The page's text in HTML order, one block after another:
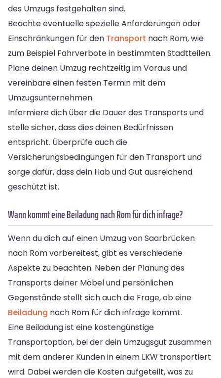
des Umzugs festgehalten sind.
Beachte eventuelle spezielle Anforderungen oder
Einschränkungen für den Transport nach Rom, wie
zum Beispiel Fahrverbote in bestimmten Stadtteilen.
Plane deinen Umzug rechtzeitig im Voraus und
vereinbare einen festen Termin mit dem
Umzugsunternehmen.
Informiere dich über die Dauer des Transports und
stelle sicher, dass dies deinen Bedürfnissen
entspricht. Überprüfe auch die
Versicherungsbedingungen für den Transport und
sorge dafür, dass dein Hab und Gut ausreichend
geschützt ist.
Wann kommt eine Beiladung nach Rom für dich infrage?
Wenn du dich auf einen Umzug von Saarbrücken
nach Rom vorbereitest, gibt es verschiedene
Aspekte zu beachten. Neben der Planung des
Transports deiner Möbel und persönlichen
Gegenstände stellt sich auch die Frage, ob eine
Beiladung nach Rom für dich infrage kommt.
Eine Beiladung ist eine kostengünstige
Transportoption, bei der dein Umzugsgut zusammen
mit dem anderer Kunden in einem LKW transportiert
wird. Dabei werden die Kosten aufgeteilt, was zu